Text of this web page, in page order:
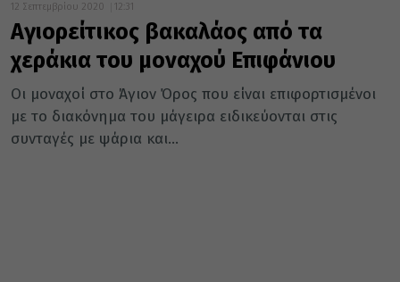
12 Σεπτεμβρίου 2020 12:31
Αγιορείτικος βακαλάος από τα
χεράκια του μοναχού Επιφάνιου
Οι μοναχοί στο Άγιον Όρος που είναι επιφορτισμένοι
με το διακόνημα του μάγειρα ειδικεύονται στις
συνταγές με ψάρια και...